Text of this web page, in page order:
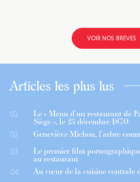
VOIR NOS BRÈVES
Articles les plus lus
01 Le « Menu d’un restaurant de
Siège », le 25 décembre 1870
02 Geneviève Michon, l’arbre
03 Le premier film
au restaurant
04 Au cœur de la cuisine centrale